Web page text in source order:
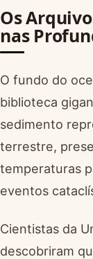
Os
nas
O fundo do
biblioteca
sedimento
terrestre,
temperaturas
eventos
Cientistas da
descobriram